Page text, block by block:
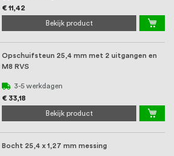
€ 11,42
Bekijk product
Opschuifsteun 25,4 mm met 2 uitgangen en
M8 RVS
3-5 werkdagen
€ 33,18
Bekijk product
Bocht 25,4 x 1,27 mm messing